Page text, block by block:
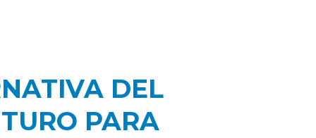
DEL
PARA